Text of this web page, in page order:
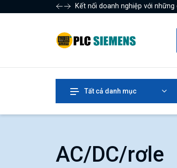
Kết nối doanh nghiệp với
Tất cả danh mục
AC/DC/rơle